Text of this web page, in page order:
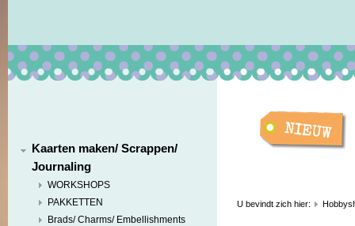
Kaarten maken/ Scrappen/
Journaling
WORKSHOPS
PAKKETTEN
Brads/ Charms/ Embellishments
U bevindt zich hier: